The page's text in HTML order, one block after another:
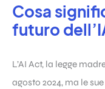
Cosa
futuro
L’AI Act, la legge
agosto 2024, ma le